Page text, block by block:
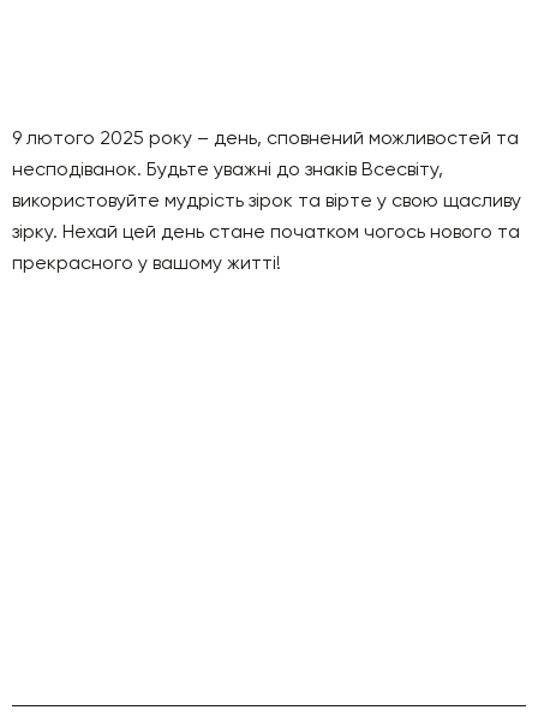
9 лютого 2025 року – день, сповнений можливостей та
несподіванок. Будьте уважні до знаків Всесвіту,
використовуйте мудрість зірок та вірте у свою щасливу
зірку. Нехай цей день стане початком чогось нового та
прекрасного у вашому житті!